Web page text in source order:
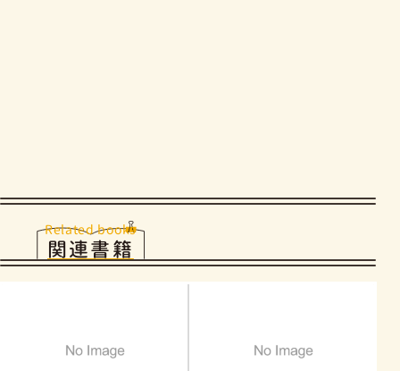
Related books
関連書籍